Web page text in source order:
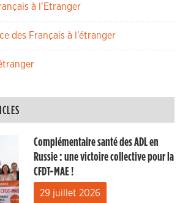
à l’Etranger
des Français à l’étranger
Complémentaire santé des ADL en
Russie : une victoire collective pour la
CFDT-MAE !
29 juillet 2026